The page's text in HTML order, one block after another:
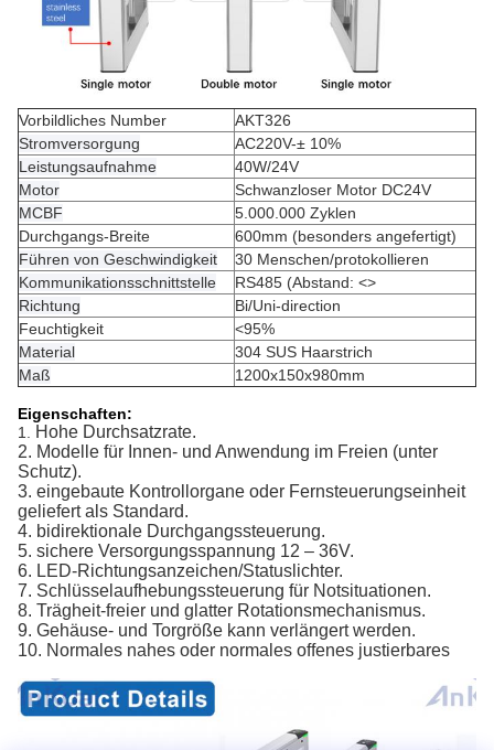
Vorbildliches Number
AKT326
Stromversorgung
AC220V-± 10%
Leistungsaufnahme
40W/24V
Motor
Schwanzloser Motor DC24V
MCBF
5.000.000 Zyklen
Durchgangs-Breite
600mm (besonders angefertigt)
Führen von Geschwindigkeit
30 Menschen/protokollieren
Kommunikationsschnittstelle
RS485 (Abstand: <>
Richtung
Bi/Uni-direction
Feuchtigkeit
<95%
Material
304 SUS Haarstrich
Maß
1200x150x980mm
Eigenschaften:
1. Hohe Durchsatzrate.
2. Modelle für Innen- und Anwendung im Freien (unter
Schutz).
3. eingebaute Kontrollorgane oder Fernsteuerungseinheit
geliefert als Standard.
4. bidirektionale Durchgangssteuerung.
5. sichere Versorgungsspannung 12 – 36V.
6. LED-Richtungsanzeichen/Statuslichter.
7. Schlüsselaufhebungssteuerung für Notsituationen.
8. Trägheit-freier und glatter Rotationsmechanismus.
9. Gehäuse- und Torgröße kann verlängert werden.
10. Normales nahes oder normales offenes justierbares